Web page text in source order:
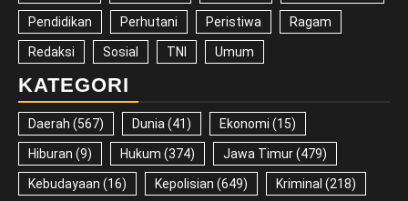
Pendidikan Perhutani Peristiwa Ragam
Redaksi Sosial TNI Umum
KATEGORI
Daerah (567) Dunia (41) Ekonomi (15)
Hiburan (9) Hukum (374) Jawa Timur(479)
Kebudayaan (16) Kepolisian (649) Kriminal (218)